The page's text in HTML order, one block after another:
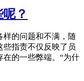
？
样的问题和不满，随
些指责不仅反映了员
的一些弊端。“为什